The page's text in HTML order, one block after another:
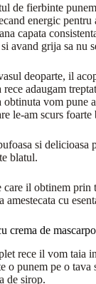
de fierbinte
energic pentru
capata
avand grija sa nu
deoparte, il
rece adaugam
vom pune
le-am scurs foarte
si delicioasa
blatul.
care il obtinem prin
cu
crema de
rece il vom taia
o punem pe o tava
de sirop.